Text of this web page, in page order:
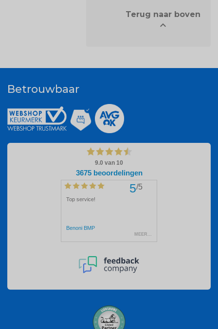

Betrouwbaar